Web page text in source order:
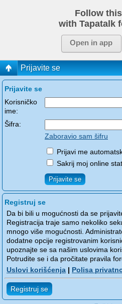
Follow
with Tapatalk
Open in app
Prijavite se
Prijavite se
Korisničko
ime:
Šifra:
Zaboravio sam šifru
Prijavi me
Sakrij moj online
Registruj se
Da bi bili u mogućnosti da se
Registracija traje samo nekoliko
mnogo više mogućnosti.
dodatne opcije registrovanim
upoznajte se sa našim uslovima
Potrudite se i da pročitate pravila
Uslovi korišćenja | Polisa
Registruj se